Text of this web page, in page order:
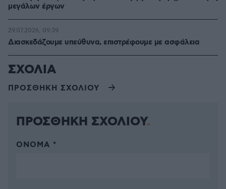
μεγάλων έργων
Διασκεδάζουμε υπεύθυνα, επιστρέφουμε με ασφάλεια
29.07.2026, 09:39
ΣΧΟΛΙΑ
ΠΡΟΣΘΗΚΗ ΣΧΟΛΙΟΥ
ΠΡΟΣΘΗΚΗ ΣΧΟΛΙΟΥ
ΌΝΟΜΑ *